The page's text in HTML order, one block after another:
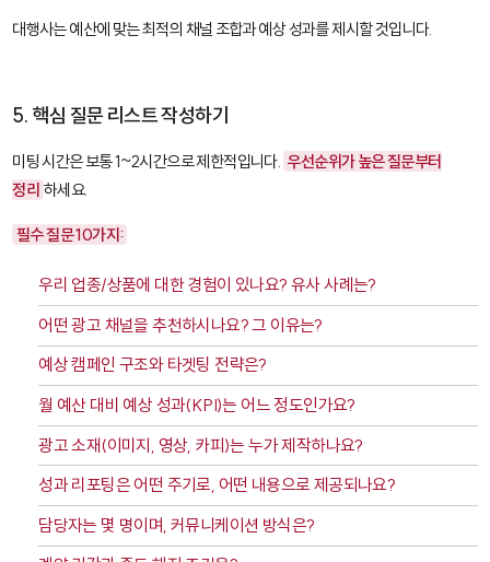
대행사는 예산에 맞는 최적의 채널 조합과 예상 성과를 제시할 것입니다.
5. 핵심 질문 리스트 작성하기
미팅 시간은 보통 1~2시간으로 제한적입니다. 우선순위가 높은 질문부터
정리 하세요.
필수 질문 10가지:
우리 업종/상품에 대한 경험이 있나요? 유사 사례는?
어떤 광고 채널을 추천하시나요? 그 이유는?
예상 캠페인 구조와 타겟팅 전략은?
월 예산 대비 예상 성과(KPI)는 어느 정도인가요?
광고 소재(이미지, 영상, 카피)는 누가 제작하나요?
성과 리포팅은 어떤 주기로, 어떤 내용으로 제공되나요?
담당자는 몇 명이며, 커뮤니케이션 방식은?